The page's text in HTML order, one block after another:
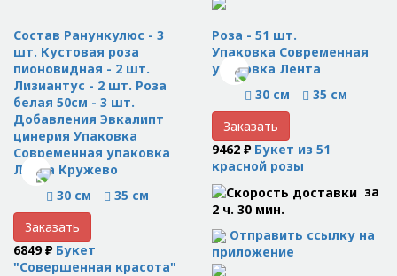
Состав Ранункулюс - 3
шт. Кустовая роза
пионовидная - 2 шт.
Лизиантус - 2 шт. Роза
белая 50см - 3 шт.
Добавления Эвкалипт
цинерия Упаковка
Современная упаковка
Лента Кружево
30 см
35 см
Заказать
6849 ₽ Букет
"Совершенная красота"
Роза - 51 шт.
Упаковка Современная
упаковка Лента
30 см
35 см
Заказать
9462 ₽ Букет из 51
красной розы
за
2 ч. 30 мин.
Отправить ссылку на
приложение